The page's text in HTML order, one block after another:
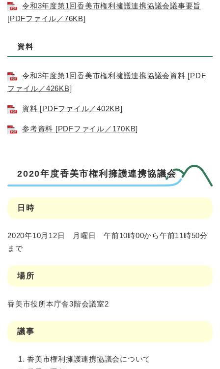
令和3年度第1回香美市権利擁護連携協議会議事要旨
[PDFファイル／76KB]
資料
令和3年度第1回香美市権利擁護連携協議会資料 [PDF
ファイル／426KB]
資料 [PDFファイル／402KB]
参考資料 [PDFファイル／170KB]
2020年度香美市権利擁護連携協議会
日時
2020年10月12日 月曜日 午前10時00から午前11時50分
まで
場所
香美市役所本庁舎3階会議室2
議事
香美市権利擁護連携協議会について